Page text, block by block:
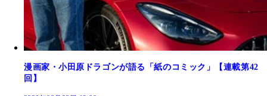
漫画家・小田原ドラゴンが語る「紙のコミック」【連載第42
回】